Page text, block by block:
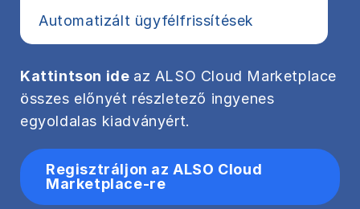
Automatizált ügyfélfrissítések
Kattintson ide az ALSO Cloud Marketplace
összes előnyét részletező ingyenes
egyoldalas kiadványért.
Regisztráljon az ALSO Cloud
Marketplace-re